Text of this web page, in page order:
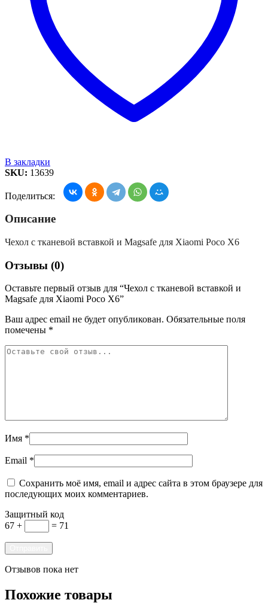
В закладки
SKU: 13639
Поделиться:
Описание
Чехол с тканевой вставкой и Magsafe для Xiaomi Poco X6
Отзывы (0)
Оставьте первый отзыв для “Чехол с тканевой вставкой и
Magsafe для Xiaomi Poco X6”
Ваш адрес email не будет опубликован. Обязательные поля
помечены *
Имя *
Email *
Сохранить моё имя, email и адрес сайта в этом браузере для
последующих моих комментариев.
Защитный код
67 +
= 71
Отзывов пока нет
Похожие товары